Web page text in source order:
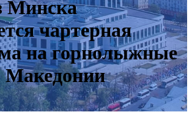
Минска
чартерная
на горнолыжные